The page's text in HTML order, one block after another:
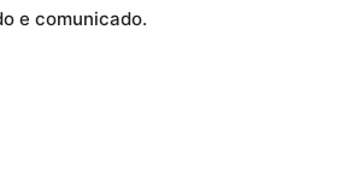
e comunicado.